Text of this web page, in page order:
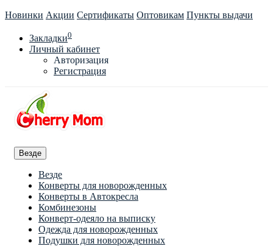
Новинки Акции Сертификаты Оптовикам Пункты выдачи
Закладки0
Личный кабинет
Авторизация
Регистрация
Везде
Везде
Конверты для новорожденных
Конверты в Автокресла
Комбинезоны
Конверт-одеяло на выписку
Одежда для новорожденных
Подушки для новорожденных